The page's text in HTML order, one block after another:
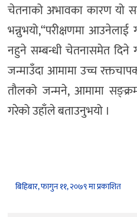
चेतनाको अभावका कारण यो
भन्नुभयो,“परीक्षणमा आउनेलाई
नहुने सम्बन्धी चेतनासमेत दिने
जन्माउँदा आमामा उच्च
तौलको जन्मने, आमामा
गरेको उहाँले बताउनुभयो ।
बिहिबार, फागुन ११, २०७९ मा प्रकाशित